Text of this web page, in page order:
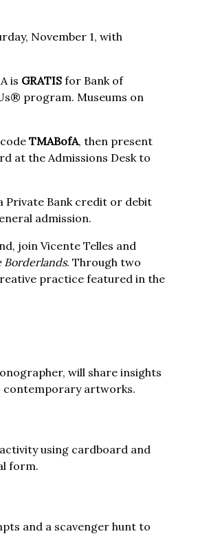
November 1, with
is GRATIS for Bank of
program. Museums on
TMABofA, then present
at the Admissions Desk to
Private Bank credit or debit
admission.
join Vicente Telles and
Borderlands. Through two
practice featured in the
will share insights
artworks.
using cardboard and
form.
and a scavenger hunt to